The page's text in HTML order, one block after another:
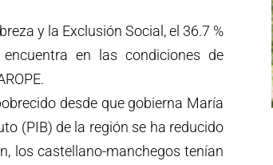
y la Exclusión Social, el 36.7 %
en las condiciones de
desde que gobierna María
(PIB) de la región se ha reducido
los castellano-manchegos tenían